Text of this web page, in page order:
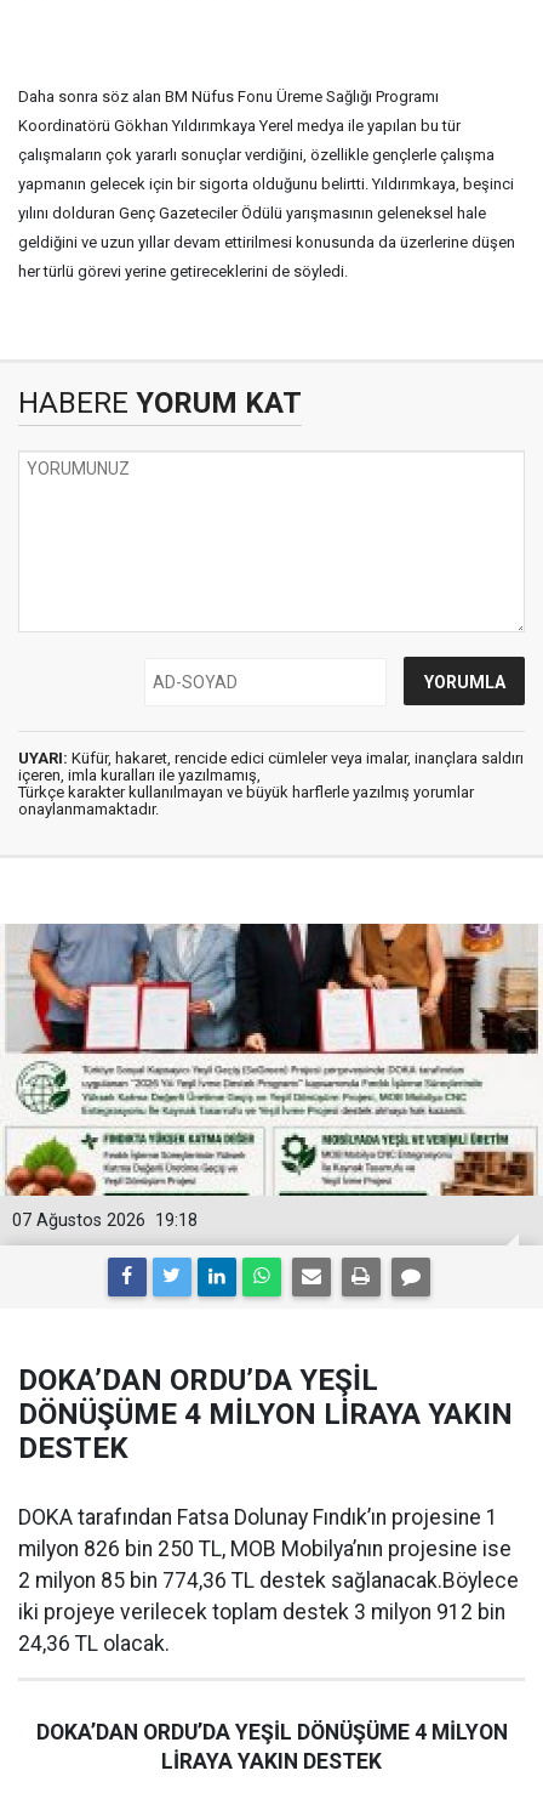
Daha sonra söz alan BM Nüfus Fonu Üreme Sağlığı Programı
Koordinatörü Gökhan Yıldırımkaya Yerel medya ile yapılan bu tür
çalışmaların çok yararlı sonuçlar verdiğini, özellikle gençlerle çalışma
yapmanın gelecek için bir sigorta olduğunu belirtti. Yıldırımkaya, beşinci
yılını dolduran Genç Gazeteciler Ödülü yarışmasının geleneksel hale
geldiğini ve uzun yıllar devam ettirilmesi konusunda da üzerlerine düşen
her türlü görevi yerine getireceklerini de söyledi.
HABERE YORUM KAT
UYARI: Küfür, hakaret, rencide edici cümleler veya imalar, inançlara saldırı
içeren, imla kuralları ile yazılmamış,
Türkçe karakter kullanılmayan ve büyük harflerle yazılmış yorumlar
onaylanmamaktadır.
19:18
07 Ağustos 2026
DOKA’DAN ORDU’DA YEŞİL
DÖNÜŞÜME 4 MİLYON LİRAYA YAKIN
DESTEK
DOKA tarafından Fatsa Dolunay Fındık’ın projesine 1
milyon 826 bin 250 TL, MOB Mobilya’nın projesine ise
2 milyon 85 bin 774,36 TL destek sağlanacak.Böylece
iki projeye verilecek toplam destek 3 milyon 912 bin
24,36 TL olacak.
DOKA’DAN ORDU’DA YEŞİL DÖNÜŞÜME 4 MİLYON
LİRAYA YAKIN DESTEK